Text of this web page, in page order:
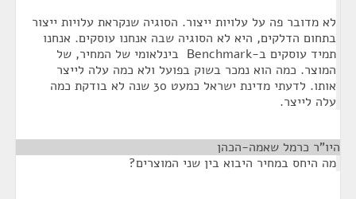
לא מדובר פה על עלויות ייצור. הסוגיה שנקראת עלויות ייצור
בתחום הדלקים, היא לא הסוגיה שבה אנחנו עוסקים. אנחנו
תמיד עוסקים ב-Benchmark בינלאומי של המחיר, של
המוצר. כמה הוא נמכר בשוק בפועל ולא כמה עלה לייצר
אותו. לדעתי מדינת ישראל כמעט 30 שנה לא בודקת כמה
עלה לייצר.
היו"ר כרמל שאמה-הכהן
מה היחס במחיר היבוא בין שני המוצרים?